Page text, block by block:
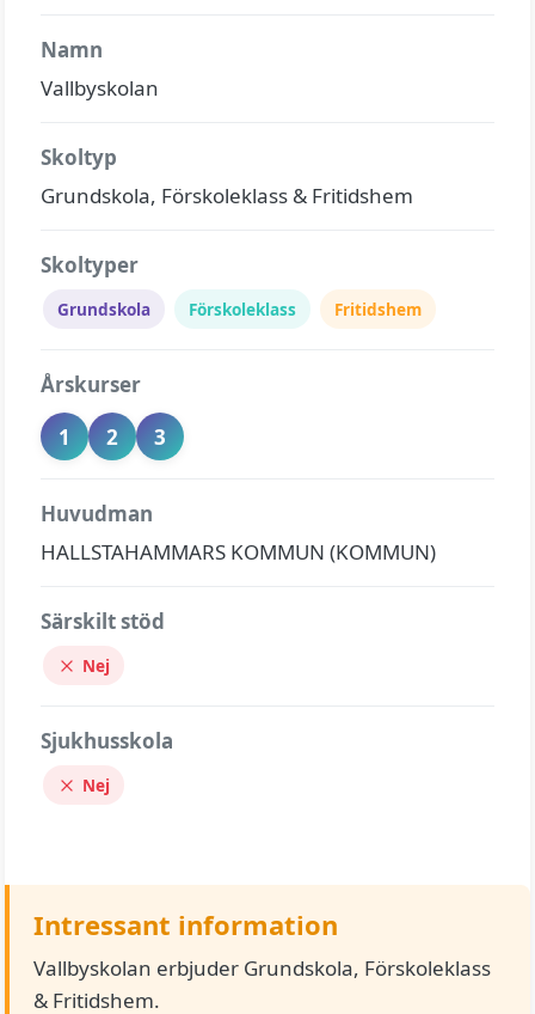
Namn
Vallbyskolan
Skoltyp
Grundskola, Förskoleklass & Fritidshem
Skoltyper
Grundskola Förskoleklass Fritidshem
Årskurser
1
2 3
Huvudman
HALLSTAHAMMARS KOMMUN (KOMMUN)
Särskilt stöd
Nej
Sjukhusskola
Nej
Intressant information
Vallbyskolan erbjuder Grundskola, Förskoleklass
& Fritidshem.